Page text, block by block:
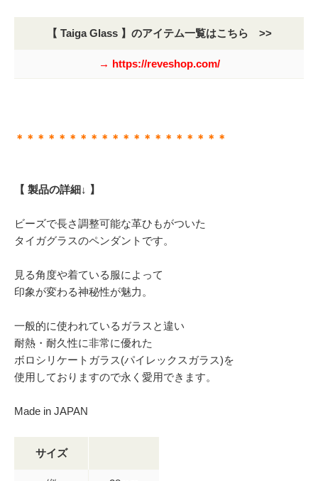
【 Taiga Glass 】のアイテム一覧はこちら >>
→ https://reveshop.com/
＊＊＊＊＊＊＊＊＊＊＊＊＊＊＊＊＊＊＊＊
【 製品の詳細↓ 】
ビーズで長さ調整可能な革ひもがついた
タイガグラスのペンダントです。
見る角度や着ている服によって
印象が変わる神秘性が魅力。
一般的に使われているガラスと違い
耐熱・耐久性に非常に優れた
ボロシリケートガラス(パイレックスガラス)を
使用しておりますので永く愛用できます。
Made in JAPAN
サイズ